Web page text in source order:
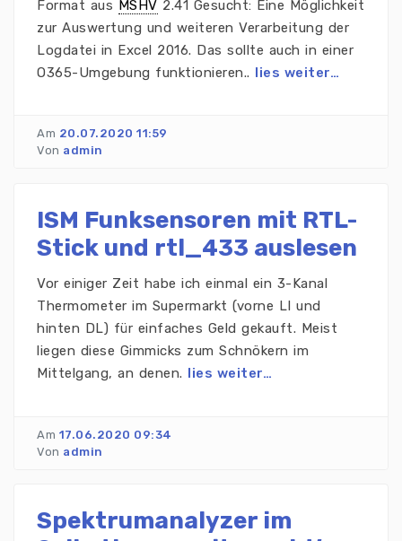
Format aus MSHV 2.41 Gesucht: Eine Möglichkeit
zur Auswertung und weiteren Verarbeitung der
Logdatei in Excel 2016. Das sollte auch in einer
O365-Umgebung funktionieren.. lies weiter…
Am 20.07.2020 11:59
Von admin
ISM Funksensoren mit RTL-
Stick und rtl_433 auslesen
Vor einiger Zeit habe ich einmal ein 3-Kanal
Thermometer im Supermarkt (vorne LI und
hinten DL) für einfaches Geld gekauft. Meist
liegen diese Gimmicks zum Schnökern im
Mittelgang, an denen. lies weiter…
Am 17.06.2020 09:34
Von admin
Spektrumanalyzer im